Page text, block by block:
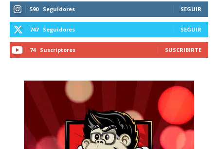
SUBSCRIBIRSE
590 Seguidores SEGUIR
747 Seguidores SEGUIR
74 Suscriptores SUSCRIBIRTE